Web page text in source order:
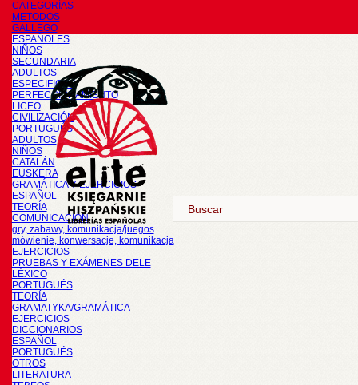
CATEGORÍAS
METODOS
GALLEGO
ESPAÑOLES
NIÑOS
SECUNDARIA
ADULTOS
ESPECIFICOS
PERFECCIONAMIENTO
LICEO
CIVILIZACIÓN
PORTUGUÉS
ADULTOS
NIÑOS
CATALÁN
EUSKERA
GRAMÁTICA Y EJERCICIOS
ESPAÑOL
TEORÍA
COMUNICACIÓN
gry, zabawy, komunikacja/juegos
mówienie, konwersacje, komunikacja
EJERCICIOS
PRUEBAS Y EXÁMENES DELE
LÉXICO
PORTUGUÉS
TEORÍA
GRAMATYKA/GRAMÁTICA
EJERCICIOS
DICCIONARIOS
ESPAÑOL
PORTUGUÉS
OTROS
LITERATURA